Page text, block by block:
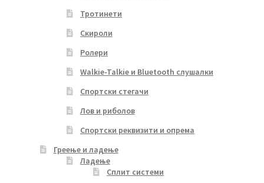
Тротинети
Скироли
Ролери
Walkie-Talkie и Bluetooth слушалки
Спортски стегачи
Лов и риболов
Спортски реквизити и опрема
Греење и ладење
Ладење
Сплит системи